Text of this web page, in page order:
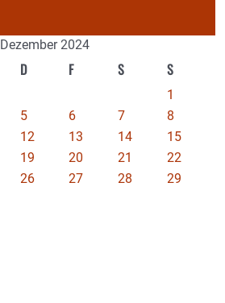
Dezember 2024
D F S S
1
5 6 7
8
12 13 14
15
19 20 21
22
26 27 28
29